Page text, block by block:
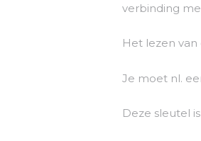
verbinding
Het lezen
Je moet nl.
Deze sleutel